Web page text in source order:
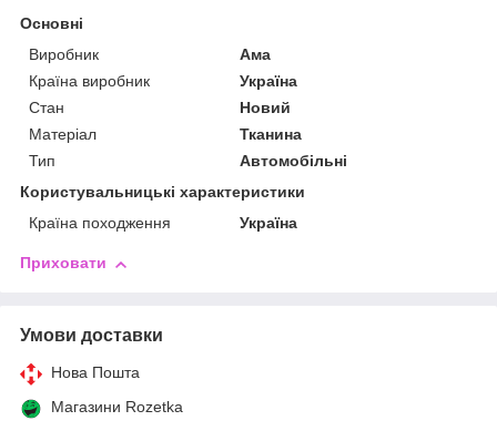
Основні
Виробник
Ама
Країна виробник
Україна
Стан
Новий
Матеріал
Тканина
Тип
Автомобільні
Користувальницькі характеристики
Країна походження
Україна
Приховати
Умови доставки
Нова Пошта
Магазини Rozetka